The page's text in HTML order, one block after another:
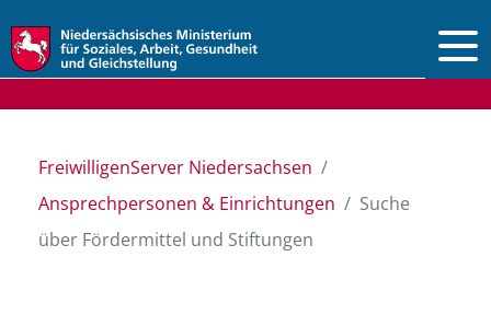
FreiwilligenServer Niedersachsen
Ansprechpersonen & Einrichtungen
Suche
über Fördermittel und Stiftungen